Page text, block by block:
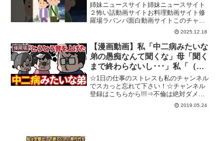
姉妹ニュースサイト姉妹ニュースサイト
２怖い話動画サイトお料理動画サイト修
羅場ラバンバ面白動画サイトこのチャン
ネルは2chの【スカッと】【面白い】【泣
ける】お話をまとめています。チャンネ
ル登録よろしくお願いします‼元スレ：
https://ka...
2025.12.18
修羅場
【漫画動画】私「中二病みたいな
弟の愚痴なんて聞くな」母「聞く
まで終わらないし･･･」私「（弟
に甘すぎるだろ･･･）」→その
後、母親がとうとう音を上げた
【マンガでスカッと】
☆1日の仕事のストレスも私のチャンネル
でスカっと忘れて下さい！☆チャンネル
登録はこちらから!!!⇒不倫は絶対ダメで
すよ～～！不倫やDQN行為、キチ行為な
どで悲劇の再発を防ぐためにも動画の評
2019.05.24